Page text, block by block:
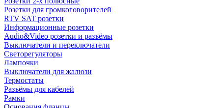
Розетки для громкоговорителей
RTV SAT розетки
Информационные розетки
Audio&Video розетки и разъёмы
Выключатели и переключатели
Светорегуляторы
Лампочки
Выключатели для жалюзи
Термостаты
Разъёмы для кабелей
Рамки